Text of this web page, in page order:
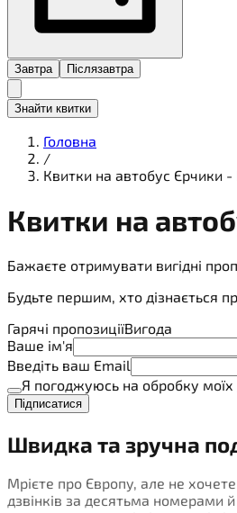
Завтра Післязавтра
Знайти квитки
Головна
/
Квитки на автобус Єрчики -
Квитки на
Бажаєте отримувати вигідні
Будьте першим, хто дізнається
Гарячі пропозиціїВигода
Ваше ім'я
Введіть ваш Email
Я погоджуюсь на обробку моїх
Підписатися
Швидка та зручна
Мрієте про Європу, але не
дзвінків за десятьма номерами